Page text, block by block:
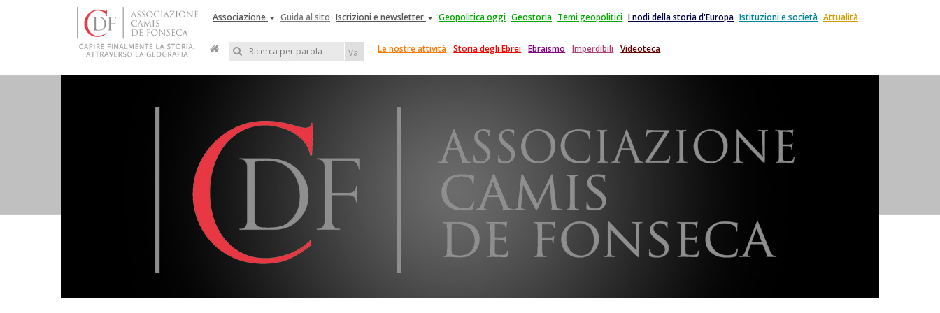
Associazione Guida al sito Iscrizioni e newsletter Geopolitica oggi Geostoria Temi geopolitici I nodi della storia d'Europa Istituzioni e società Attualità
Vai Le nostre attività Storia degli Ebrei Ebraismo Imperdibili Videoteca